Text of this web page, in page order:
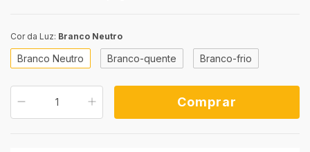
Cor da Luz: Branco Neutro
Branco Neutro Branco-quente Branco-frio